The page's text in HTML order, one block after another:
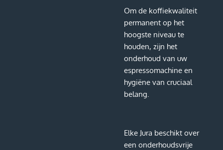
Om de koffiekwaliteit
permanent op het
hoogste niveau te
houden, zijn het
onderhoud van uw
espressomachine en
hygiëne van cruciaal
belang.
Elke Jura beschikt over
een onderhoudsvrije